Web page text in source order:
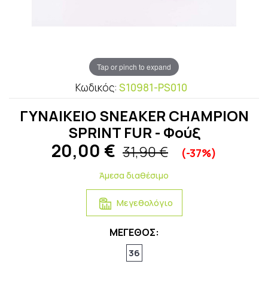
Tap or pinch to expand
Κωδικός: S10981-PS010
ΓΥΝΑΙΚΕΙΟ SNEAKER CHAMPION
SPRINT FUR - Φούξ
20,00 € 31,90 € (-37%)
Άμεσα διαθέσιμο
Μεγεθολόγιο
ΜΕΓΕΘΟΣ:
36